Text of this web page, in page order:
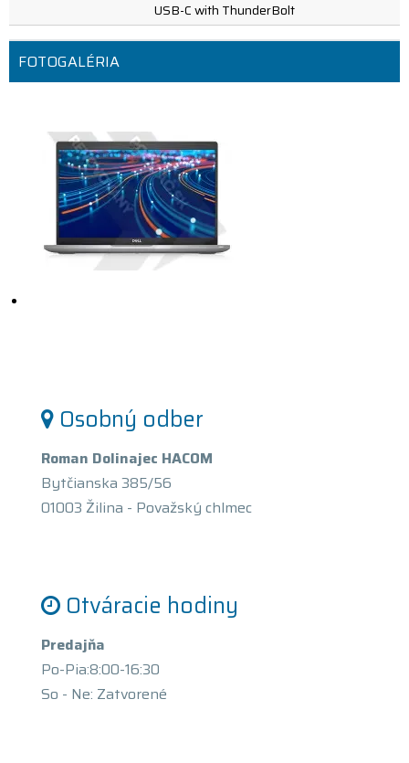
USB-C with ThunderBolt
FOTOGALÉRIA
Osobný odber
Roman Dolinajec HACOM
Bytčianska 385/56
01003 Žilina - Považský chlmec
Otváracie hodiny
Predajňa
Po-Pia:8:00-16:30
So - Ne: Zatvorené